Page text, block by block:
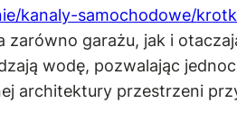
kanaly-samochodowe/
garażu, jak i
wodę, pozwalając
architektury przestrzeni